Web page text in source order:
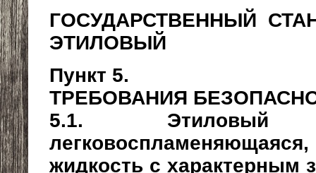
ГОСУДАРСТВЕННЫЙ
ЭТИЛОВЫЙ
Пункт 5.
ТРЕБОВАНИЯ
5.1.
жидкость с характерным